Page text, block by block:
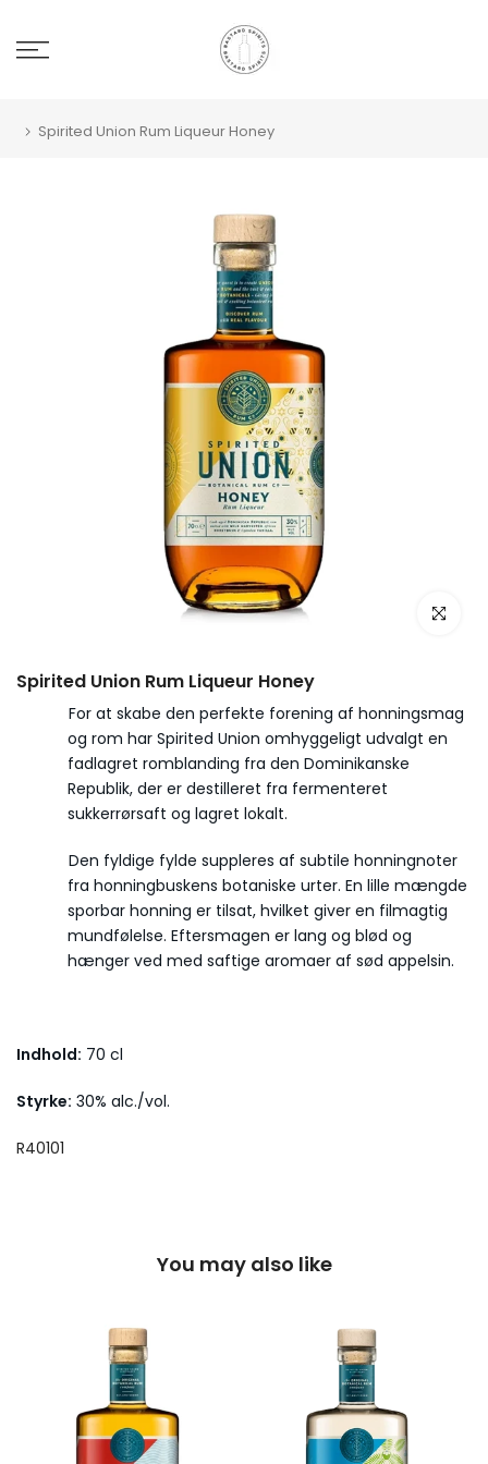
Spirited Union Rum Liqueur Honey
Spirited Union Rum Liqueur Honey
For at skabe den perfekte forening af honningsmag
og rom har Spirited Union omhyggeligt udvalgt en
fadlagret romblanding fra den Dominikanske
Republik, der er destilleret fra fermenteret
sukkerrørsaft og lagret lokalt.
Den fyldige fylde suppleres af subtile honningnoter
fra honningbuskens botaniske urter. En lille mængde
sporbar honning er tilsat, hvilket giver en filmagtig
mundfølelse. Eftersmagen er lang og blød og
hænger ved med saftige aromaer af sød appelsin.
Indhold: 70 cl
Styrke: 30% alc./vol.
R40101
You may also like